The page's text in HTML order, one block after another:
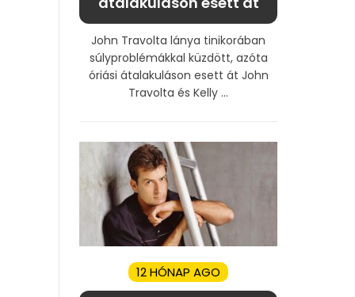
John Travolta lánya tinikorában
súlyproblémákkal küzdött, azóta
óriási átalakuláson esett át John
Travolta és Kelly ...
12 HÓNAP AGO